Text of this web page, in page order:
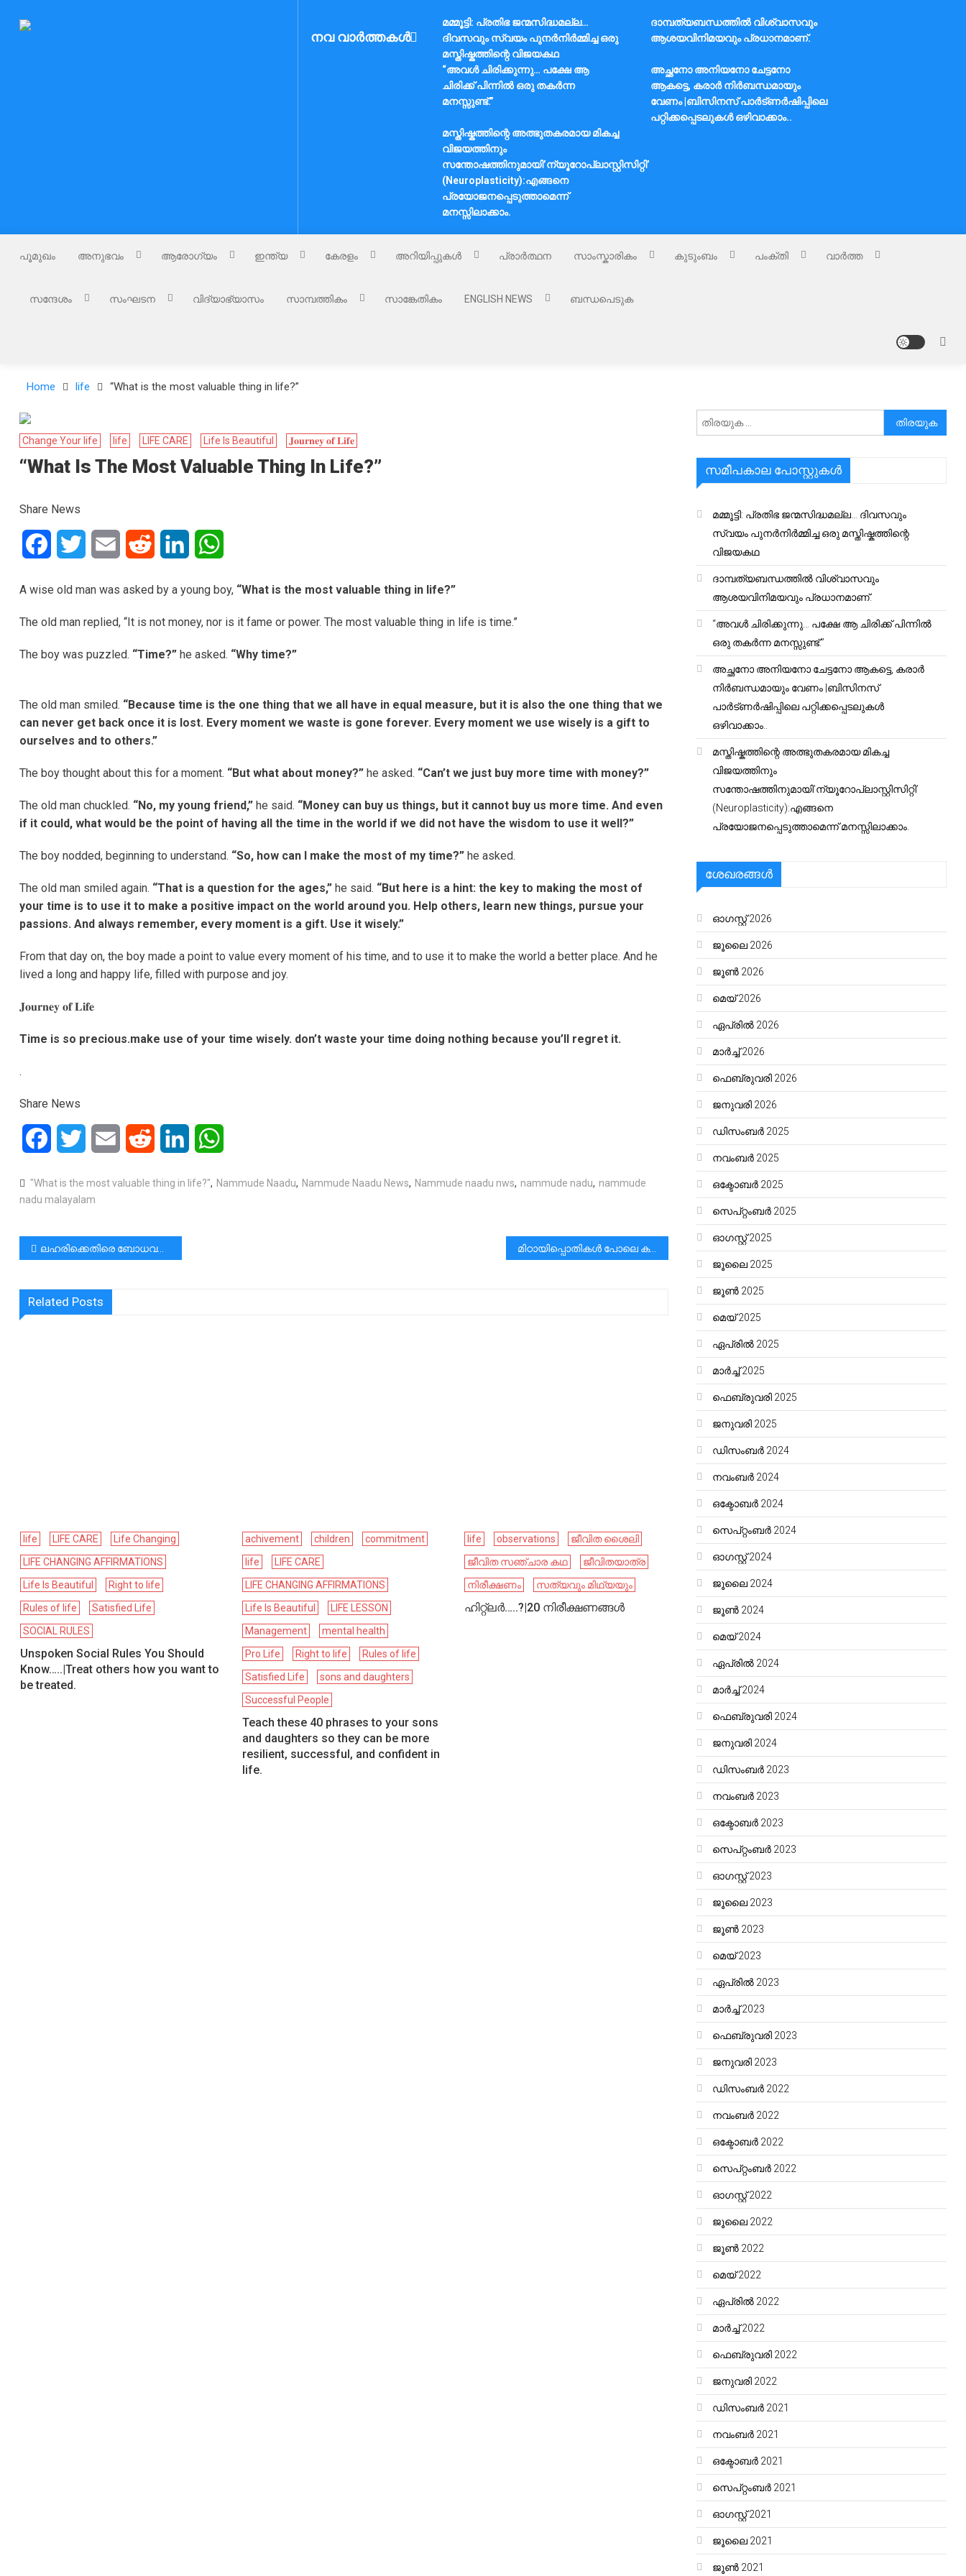
Nammude Naadu നവ വാർത്തകൾ
മമ്മൂട്ടി: പ്രതിഭ ജന്മസിദ്ധമല്ല…
ദിവസവും സ്വയം പുനർനിർമ്മിച്ച ഒരു
മസ്തിഷ്കത്തിന്റെ വിജയകഥ
ദാമ്പത്യബന്ധത്തിൽ വിശ്വാസവും
ആശയവിനിമയവും പ്രധാനമാണ്.
“അവൾ ചിരിക്കുന്നു… പക്ഷേ ആ
ചിരിക്ക് പിന്നിൽ ഒരു തകർന്ന
മനസ്സുണ്ട്.”
അച്ഛനോ അനിയനോ ചേട്ടനോ
ആകട്ടെ, കരാർ നിർബന്ധമായും
വേണം |ബിസിനസ് പാർട്ണർഷിപ്പിലെ
പറ്റിക്കപ്പെടലുകൾ ഒഴിവാക്കാം..
മസ്തിഷ്കത്തിന്റെ അത്ഭുതകരമായ മികച്ച
വിജയത്തിനും
സന്തോഷത്തിനുമായി’ന്യൂറോപ്ലാസ്റ്റിസിറ്റി’
(Neuroplasticity):എങ്ങനെ
പ്രയോജനപ്പെടുത്താമെന്ന്
മനസ്സിലാക്കാം.
പൂമുഖം അനുഭവം ആരോഗ്യം ഇന്ത്യ കേരളം അറിയിപ്പുകൾ പ്രാർത്ഥന സാംസ്കാരികം കുടുംബം പംക്തി വാർത്ത
സന്ദേശം സംഘടന വിദ്യാഭ്യാസം സാമ്പത്തികം സാങ്കേതികം ENGLISH NEWS ബന്ധപെടുക
Home life “What is the most valuable thing in life?”
Change Your life life LIFE CARE Life Is Beautiful 𝐉𝐨𝐮𝐫𝐧𝐞𝐲 𝐨𝐟 𝐋𝐢𝐟𝐞
“What Is The Most Valuable Thing In Life?”
Share News
FacebookTwitter Email Reddit LinkedIn
A wise old man was asked by a young boy, “What is the most valuable thing in life?”
The old man replied, “It is not money, nor is it fame or power. The most valuable thing in life is time.”
The boy was puzzled. “Time?” he asked. “Why time?”
The old man smiled. “Because time is the one thing that we all have in equal measure, but it is also the one thing that we
can never get back once it is lost. Every moment we waste is gone forever. Every moment we use wisely is a gift to
ourselves and to others.”
The boy thought about this for a moment. “But what about money?”he asked. “Can’t we just buy more time with money?”
The old man chuckled. “No, my young friend,” he said. “Money can buy us things, but it cannot buy us more time. And even
if it could, what would be the point of having all the time in the world if we did not have the wisdom to use it well?”
The boy nodded, beginning to understand. “So, how can I make the most of my time?” he asked.
The old man smiled again. “That is a question for the ages,” he said. “But here is a hint: the key to making the most of
your time is to use it to make a positive impact on the world around you. Help others, learn new things, pursue your
passions. And always remember, every moment is a gift. Use it wisely.”
From that day on, the boy made a point to value every moment of his time, and to use it to make the world a better place. And he
lived a long and happy life, filled with purpose and joy.
𝐉𝐨𝐮𝐫𝐧𝐞𝐲 𝐨𝐟 𝐋𝐢𝐟𝐞
Time is so precious.make use of your time wisely. don’t waste your time doing nothing because you’ll regret it.
.
Share News
FacebookTwitter Email Reddit LinkedIn
"What is the most valuable thing in life?", Nammude Naadu, Nammude Naadu News, Nammude naadu nws, nammude nadu, nammude
nadu malayalam
പോസ്റ്റുകളിലൂടെ
ലഹരിക്കെതിരെ ബോധവത്ക്കരണ സംഘനൃത്തം മിഠായിപ്പൊതികൾ പോലെ കഥാപ്പുസ്തകങ്ങൾക്കായി കൊതിച്ചിരുന്നൊരു ബാല്യകാലത്ത് ഏറെ ആശിച്ചിട്ടും കിട്ടാതെ പോയൊരു മധുരനൊമ്പരമായിരുന്നു ആ പുസ്തകം.
Related Posts
life LIFE CARE
Life Changing
LIFE CHANGING AFFIRMATIONS
Life Is Beautiful
Right to life
Rules of life
Satisfied Life
SOCIAL RULES
Unspoken Social Rules You Should
Know…..|Treat others how you want to
be treated.
achivement children
commitment
life
LIFE CARE
LIFE CHANGING AFFIRMATIONS
Life Is Beautiful
LIFE LESSON
Management
mental health
Pro Life
Right to life
Rules of life
Satisfied Life
sons and daughters
Successful People
Teach these 40 phrases to your sons
and daughters so they can be more
resilient, successful, and confident in
life.
life observations
ജീവിത ശൈലി
ജീവിത സഞ്ചാര കഥ
ജീവിതയാത്ര
നിരീക്ഷണം
സത്യവും മിഥ്യയും
ഹിറ്റ്ലർ…..?|20 നിരീക്ഷണങ്ങൾ
അനേഷിക്കുക
സമീപകാല പോസ്റ്റുകൾ
മമ്മൂട്ടി: പ്രതിഭ ജന്മസിദ്ധമല്ല… ദിവസവും
സ്വയം പുനർനിർമ്മിച്ച ഒരു മസ്തിഷ്കത്തിന്റെ
വിജയകഥ
ദാമ്പത്യബന്ധത്തിൽ വിശ്വാസവും
ആശയവിനിമയവും പ്രധാനമാണ്.
“അവൾ ചിരിക്കുന്നു… പക്ഷേ ആ ചിരിക്ക് പിന്നിൽ
ഒരു തകർന്ന മനസ്സുണ്ട്.”
അച്ഛനോ അനിയനോ ചേട്ടനോ ആകട്ടെ, കരാർ
നിർബന്ധമായും വേണം |ബിസിനസ്
പാർട്ണർഷിപ്പിലെ പറ്റിക്കപ്പെടലുകൾ
ഒഴിവാക്കാം..
മസ്തിഷ്കത്തിന്റെ അത്ഭുതകരമായ മികച്ച
വിജയത്തിനും
സന്തോഷത്തിനുമായി’ന്യൂറോപ്ലാസ്റ്റിസിറ്റി’
(Neuroplasticity):എങ്ങനെ
പ്രയോജനപ്പെടുത്താമെന്ന് മനസ്സിലാക്കാം.
ശേഖരങ്ങൾ
ഓഗസ്റ്റ്‌ 2026
ജൂലൈ 2026
ജൂൺ 2026
മെയ്‌ 2026
ഏപ്രിൽ 2026
മാർച്ച്‌ 2026
ഫെബ്രുവരി 2026
ജനുവരി 2026
ഡിസംബർ 2025
നവംബർ 2025
ഒക്ടോബർ 2025
സെപ്റ്റംബർ 2025
ഓഗസ്റ്റ്‌ 2025
ജൂലൈ 2025
ജൂൺ 2025
മെയ്‌ 2025
ഏപ്രിൽ 2025
മാർച്ച്‌ 2025
ഫെബ്രുവരി 2025
ജനുവരി 2025
ഡിസംബർ 2024
നവംബർ 2024
ഒക്ടോബർ 2024
സെപ്റ്റംബർ 2024
ഓഗസ്റ്റ്‌ 2024
ജൂലൈ 2024
ജൂൺ 2024
മെയ്‌ 2024
ഏപ്രിൽ 2024
മാർച്ച്‌ 2024
ഫെബ്രുവരി 2024
ജനുവരി 2024
ഡിസംബർ 2023
നവംബർ 2023
ഒക്ടോബർ 2023
സെപ്റ്റംബർ 2023
ഓഗസ്റ്റ്‌ 2023
ജൂലൈ 2023
ജൂൺ 2023
മെയ്‌ 2023
ഏപ്രിൽ 2023
മാർച്ച്‌ 2023
ഫെബ്രുവരി 2023
ജനുവരി 2023
ഡിസംബർ 2022
നവംബർ 2022
ഒക്ടോബർ 2022
സെപ്റ്റംബർ 2022
ഓഗസ്റ്റ്‌ 2022
ജൂലൈ 2022
ജൂൺ 2022
മെയ്‌ 2022
ഏപ്രിൽ 2022
മാർച്ച്‌ 2022
ഫെബ്രുവരി 2022
ജനുവരി 2022
ഡിസംബർ 2021
നവംബർ 2021
ഒക്ടോബർ 2021
സെപ്റ്റംബർ 2021
ഓഗസ്റ്റ്‌ 2021
ജൂലൈ 2021
ജൂൺ 2021